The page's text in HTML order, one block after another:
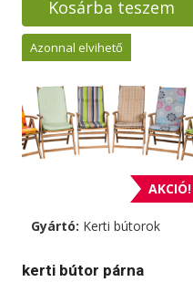
Kosárba teszem
AKCIÓ!
Azonnal elvihető
Gyártó: Kerti bútorok
kerti bútor párna